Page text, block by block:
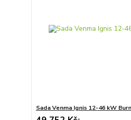
Sada Venma Ignis 12-46 kW